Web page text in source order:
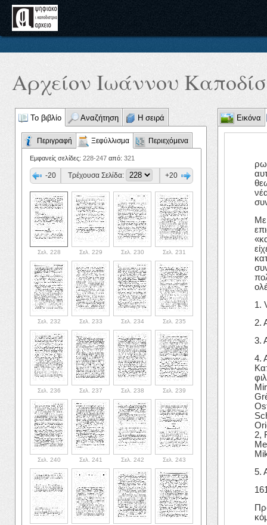
Αρχείον Ιωάννου
Το βιβλίο Αναζήτηση Η σειρά
Περιγραφή Ξεφύλλισμα Περιεχόμενα
Εμφανείς σελίδες: 228-247 από: 321
-20 Τρέχουσα Σελίδα: +20
Σελ. 228 Σελ. 229 Σελ. 230 Σελ. 231
Σελ. 232 Σελ. 233 Σελ. 234 Σελ. 235
Σελ. 236 Σελ. 237 Σελ. 238 Σελ. 239
Σελ. 240 Σελ. 241 Σελ. 242 Σελ. 243
Εικόνα
Με
1.
2.
3.
4.
2,
5.